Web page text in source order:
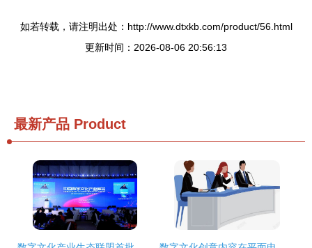
如若转载，请注明出处：http://www.dtxkb.com/product/56.html
更新时间：2026-08-06 20:56:13
最新产品 Product